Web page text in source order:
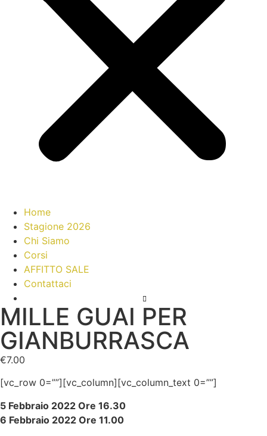
Home
Stagione 2026
Chi Siamo
Corsi
AFFITTO SALE
Contattaci
MILLE GUAI PER
GIANBURRASCA
€7.00
[vc_row 0=””][vc_column][vc_column_text 0=””]
5 Febbraio 2022 Ore 16.30
6 Febbraio 2022 Ore 11.00